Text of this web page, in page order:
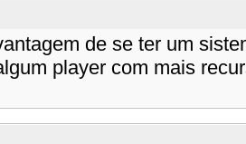
de se ter um
player com mais